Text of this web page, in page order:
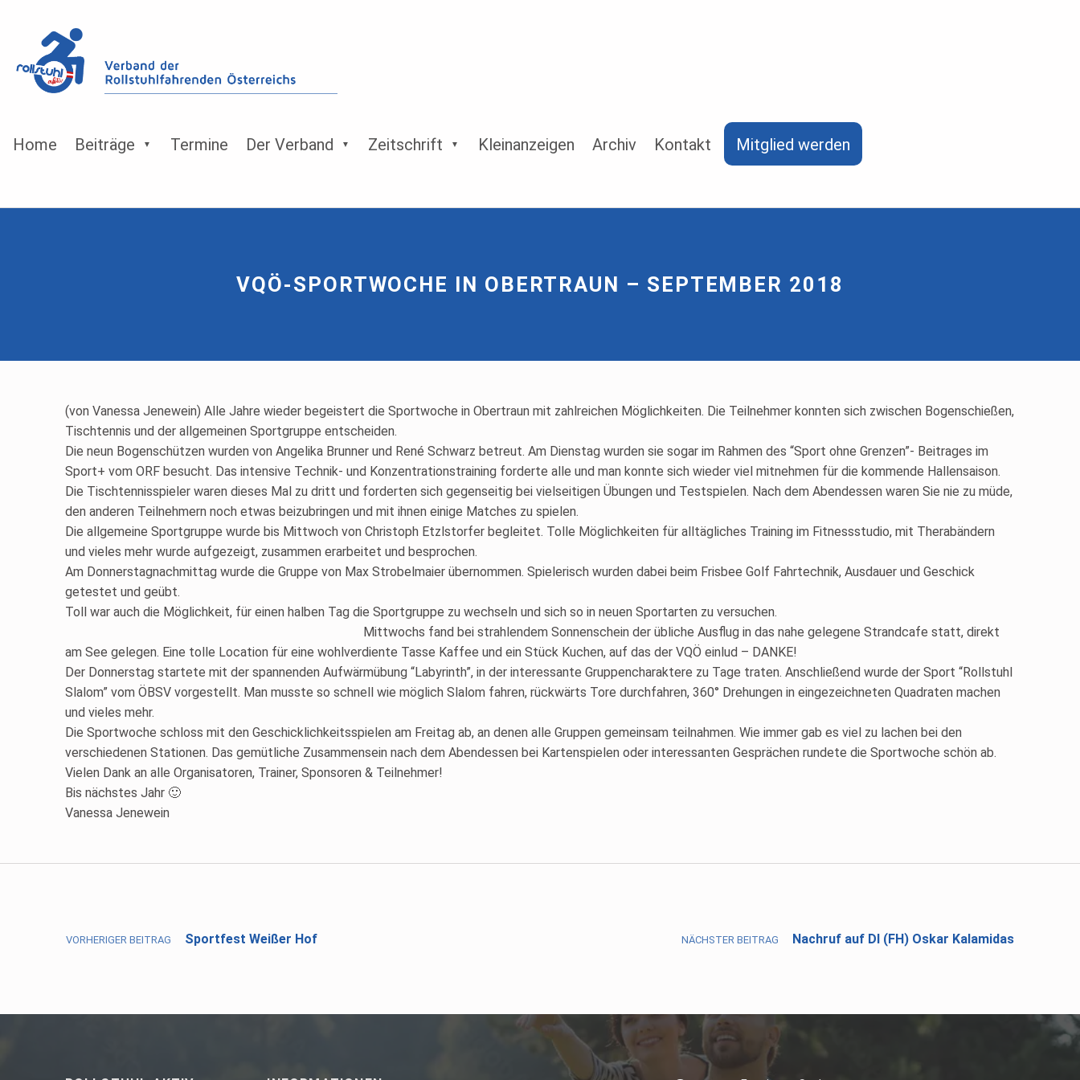
Home Beiträge Termine Der Verband Zeitschrift Kleinanzeigen Archiv Kontakt Mitglied werden
VQÖ-SPORTWOCHE IN OBERTRAUN – SEPTEMBER 2018
(von Vanessa Jenewein) Alle Jahre wieder begeistert die Sportwoche in Obertraun mit zahlreichen Möglichkeiten. Die Teilnehmer konnten sich zwischen Bogenschießen,
Tischtennis und der allgemeinen Sportgruppe entscheiden.
Die neun Bogenschützen wurden von Angelika Brunner und René Schwarz betreut. Am Dienstag wurden sie sogar im Rahmen des “Sport ohne Grenzen”- Beitrages im
Sport+ vom ORF besucht. Das intensive Technik- und Konzentrationstraining forderte alle und man konnte sich wieder viel mitnehmen für die kommende Hallensaison.
Die Tischtennisspieler waren dieses Mal zu dritt und forderten sich gegenseitig bei vielseitigen Übungen und Testspielen. Nach dem Abendessen waren Sie nie zu müde,
den anderen Teilnehmern noch etwas beizubringen und mit ihnen einige Matches zu spielen.
Die allgemeine Sportgruppe wurde bis Mittwoch von Christoph Etzlstorfer begleitet. Tolle Möglichkeiten für alltägliches Training im Fitnessstudio, mit Therabändern
und vieles mehr wurde aufgezeigt, zusammen erarbeitet und besprochen.
Am Donnerstagnachmittag wurde die Gruppe von Max Strobelmaier übernommen. Spielerisch wurden dabei beim Frisbee Golf Fahrtechnik, Ausdauer und Geschick
getestet und geübt.
Toll war auch die Möglichkeit, für einen halben Tag die Sportgruppe zu wechseln und sich so in neuen Sportarten zu versuchen.
Mittwochs fand bei strahlendem Sonnenschein der übliche Ausflug in das nahe gelegene Strandcafe statt, direkt
am See gelegen. Eine tolle Location für eine wohlverdiente Tasse Kaffee und ein Stück Kuchen, auf das der VQÖ einlud – DANKE!
Der Donnerstag startete mit der spannenden Aufwärmübung “Labyrinth”, in der interessante Gruppencharaktere zu Tage traten. Anschließend wurde der Sport “Rollstuhl
Slalom” vom ÖBSV vorgestellt. Man musste so schnell wie möglich Slalom fahren, rückwärts Tore durchfahren, 360° Drehungen in eingezeichneten Quadraten machen
und vieles mehr.
Die Sportwoche schloss mit den Geschicklichkeitsspielen am Freitag ab, an denen alle Gruppen gemeinsam teilnahmen. Wie immer gab es viel zu lachen bei den
verschiedenen Stationen. Das gemütliche Zusammensein nach dem Abendessen bei Kartenspielen oder interessanten Gesprächen rundete die Sportwoche schön ab.
Vielen Dank an alle Organisatoren, Trainer, Sponsoren & Teilnehmer!
Bis nächstes Jahr 🙂
Vanessa Jenewein
Beitragsnavigation
VORHERIGER BEITRAG Sportfest Weißer Hof NÄCHSTER BEITRAG Nachruf auf DI (FH) Oskar Kalamidas
Suchen nach: